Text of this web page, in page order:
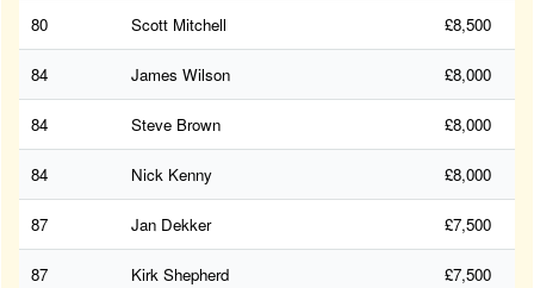
80 Scott Mitchell £8,500
84 James Wilson £8,000
84 Steve Brown £8,000
84 Nick Kenny £8,000
87 Jan Dekker £7,500
87 Kirk Shepherd £7,500